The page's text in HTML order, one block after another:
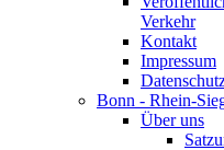
Verkehr
Kontakt
Impressum
Bonn - Rhein-
Über uns